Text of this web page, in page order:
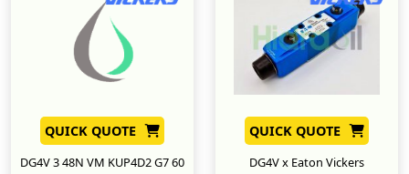
QUICK QUOTE
DG4V 3 48N VM KUP4D2 G7 60
QUICK QUOTE
DG4V x Eaton Vickers